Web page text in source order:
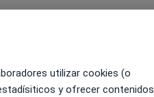
Y, si lo necesitas,
utilizar cookies (o
y ofrecer contenidos